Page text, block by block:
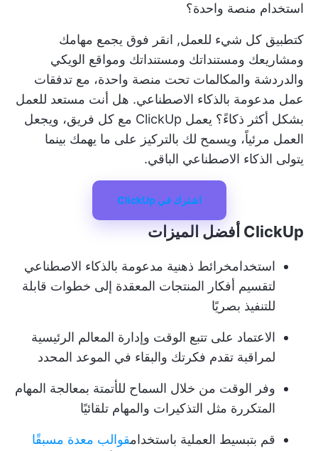
استخدام منصة واحدة؟
كتطبيق كل شيء للعمل, انقر فوق يجمع مهامك
ومشاريعك ومستنداتك ومستنداتك ومواقع الويكي
والدردشة والمكالمات تحت منصة واحدة، مع تدفقات
عمل مدعومة بالذكاء الاصطناعي. هل أنت مستعد للعمل
بشكل أكثر ذكاءً؟ يعمل ClickUp مع كل فريق، ويجعل
العمل مرئياً، ويسمح لك بالتركيز على ما يهمك بينما
يتولى الذكاء الاصطناعي الباقي.
اشترك في ClickUp
ClickUp أفضل الميزات
استخدامخرائط ذهنية مدعومة بالذكاء الاصطناعي
لتقسيم أفكار المنتجات المعقدة إلى خطوات قابلة
للتنفيذ بصريًا
الاعتماد على تتبع الوقت وإدارة المعالم الرئيسية
لمراقبة تقدم فكرتك والبقاء في الموعد المحدد
وفر الوقت من خلال السماح للأتمتة بمعالجة المهام
المتكررة مثل التذكيرات والمهام تلقائيًا
قم بتبسيط العملية باستخدامقوالب معدة مسبقًا